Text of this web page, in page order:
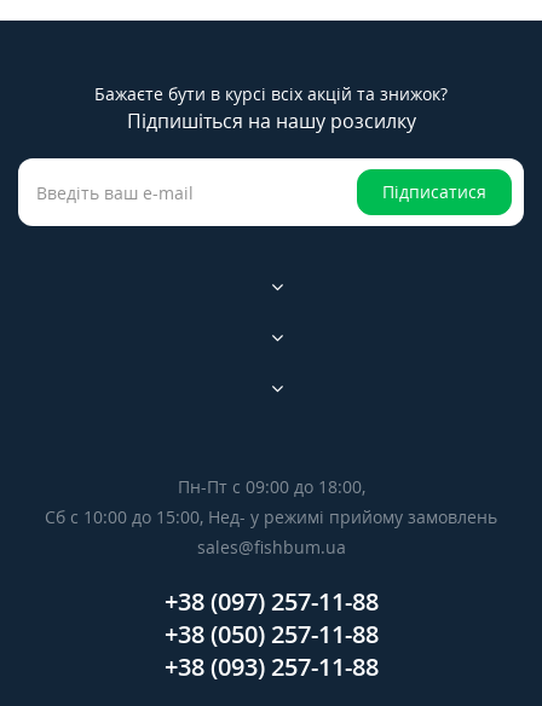
Бажаєте бути в курсі всіх акцій та знижок?
Підпишіться на нашу розсилку
Підписатися
Пн-Пт с 09:00 до 18:00,
Сб с 10:00 до 15:00, Нед- у режимі прийому замовлень
sales@fishbum.ua
+38 (097) 257-11-88
+38 (050) 257-11-88
+38 (093) 257-11-88